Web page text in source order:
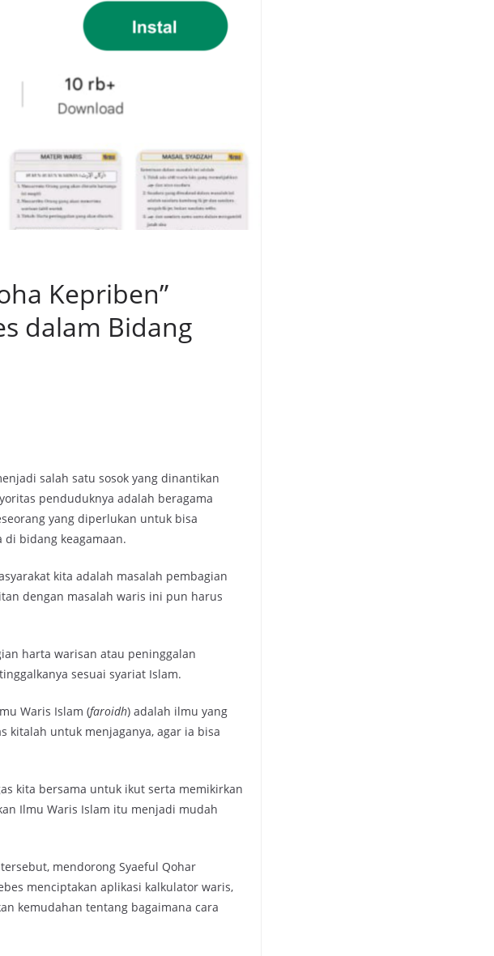
Kepriben”
dalam Bidang
salah satu sosok yang dinantikan
penduduknya adalah beragama
yang diperlukan untuk bisa
di bidang keagamaan.
kita adalah masalah pembagian
dengan masalah waris ini pun harus
harta warisan atau peninggalan
sesuai syariat Islam.
Waris Islam (faroidh) adalah ilmu yang
kitalah untuk menjaganya, agar ia bisa
kita bersama untuk ikut serta memikirkan
Ilmu Waris Islam itu menjadi mudah
mendorong Syaeful Qohar
menciptakan aplikasi kalkulator waris,
kemudahan tentang bagaimana cara